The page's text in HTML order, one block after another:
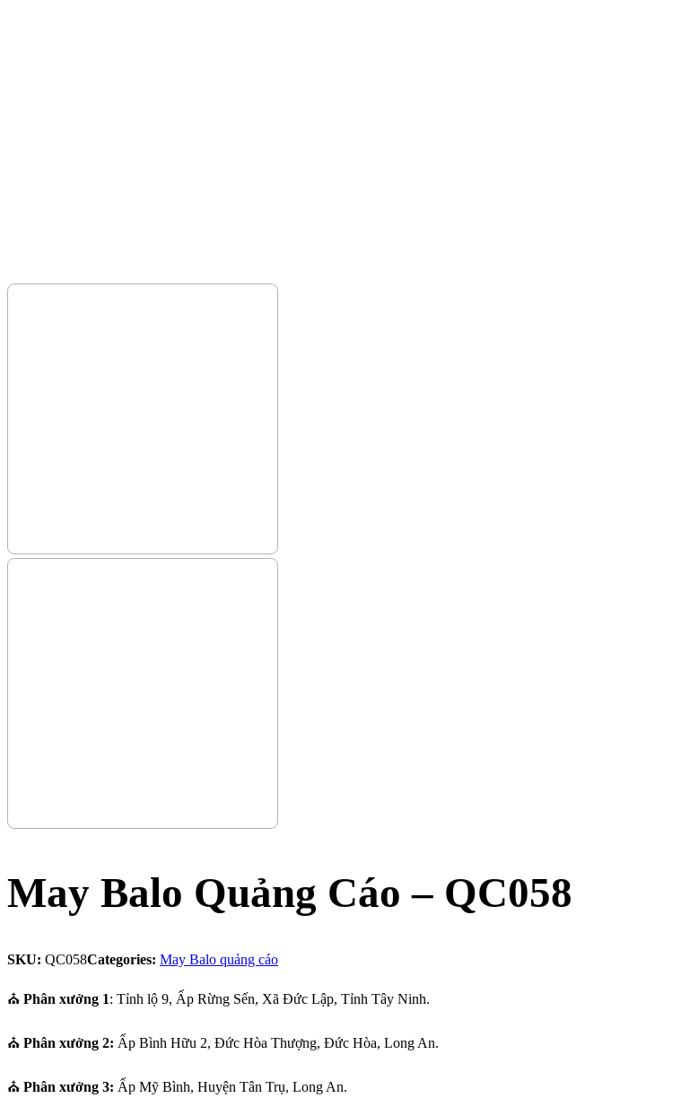
May Balo Quảng Cáo – QC058
SKU: QC058Categories: May Balo quảng cáo
⛪ Phân xưởng 1: Tỉnh lộ 9, Ấp Rừng Sến, Xã Đức Lập, Tỉnh Tây Ninh.
⛪ Phân xưởng 2: Ấp Bình Hữu 2, Đức Hòa Thượng, Đức Hòa, Long An.
⛪ Phân xưởng 3: Ấp Mỹ Bình, Huyện Tân Trụ, Long An.